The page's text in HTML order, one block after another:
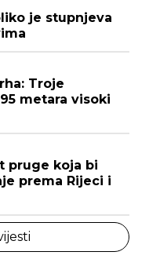
je stupnjeva
Troje
metara visoki
pruge koja bi
prema Rijeci i